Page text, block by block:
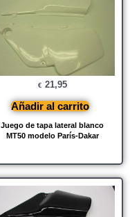
Juego de tapa lateral blanco
MT50 modelo París-Dakar
€ 21,95
Añadir al carrito